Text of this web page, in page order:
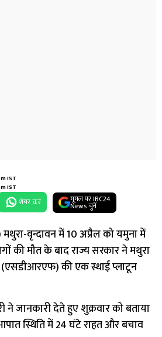
IST
IST
शेयर कर गूगल पर IBC24
News चुनें
मथुरा-वृन्दावन में 10 अप्रैल को यमुना में
की मौत के बाद राज्य सरकार ने मथुरा
की एक स्थाई प्लाटून
ने जानकारी देते हुए शुक्रवार को बताया
स्थिति में 24 घंटे राहत और बचाव